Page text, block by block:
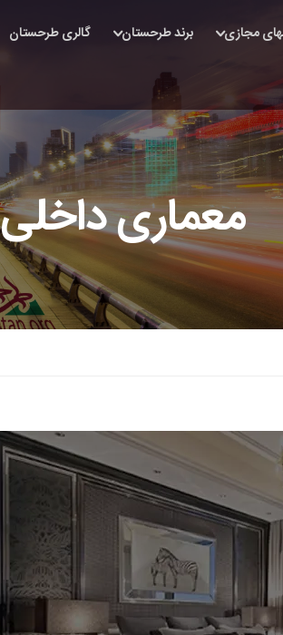
مجازی برند طرحستان گالری طرحستان
معماری داخلی